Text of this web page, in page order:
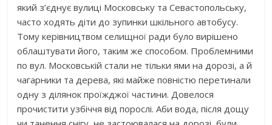
який з’єднує вулиці Московську та Севастопольську,
часто ходять діти до зупинки шкільного автобусу.
Тому керівництвом селищної ради було вирішено
облаштувати його, таким же способом. Проблемними
по вул. Московській стали не тільки ями на дорозі, а й
чагарники та дерева, які майже повністю перетинали
одну з ділянок проїжджої частини. Довелося
прочистити узбіччя від порослі. Аби вода, після дощу